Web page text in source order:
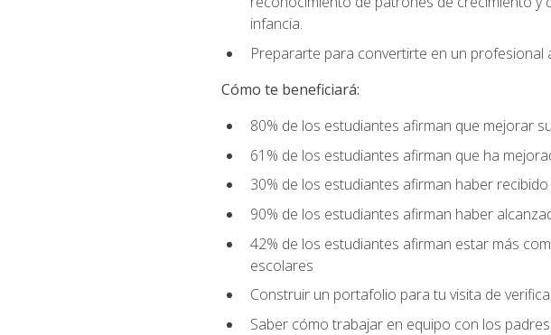
infancia.
Prepararte para convertirte en un
Cómo te beneficiará:
80% de los estudiantes afirman que mejorar
61% de los estudiantes afirman que ha
30% de los estudiantes afirman haber
90% de los estudiantes afirman haber
42% de los estudiantes afirman estar más
escolares
Construir un portafolio para tu visita de
Saber cómo trabajar en equipo con los